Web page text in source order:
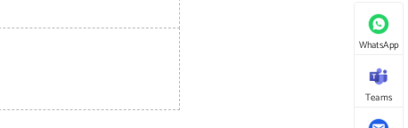
WhatsApp
Teams